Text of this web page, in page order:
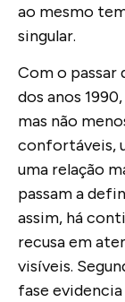
ao mesmo
singular.
Com o
dos anos
mas não
confortáveis,
uma relação
passam a
assim, há
recusa em
visíveis.
fase